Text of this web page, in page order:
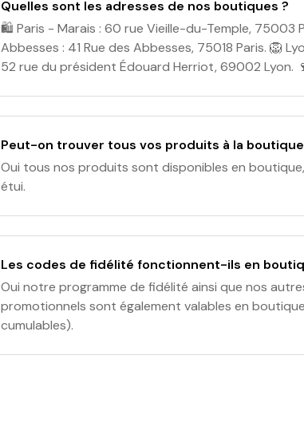
Quelles sont les adresses de nos boutiques ?
🛍️ Paris - Marais : 60 rue Vieille-du-Temple, 75003
Abbesses : 41 Rue des Abbesses, 75018 Paris. 🦁
52 rue du président Édouard Herriot, 69002 Lyon.
Peut-on trouver tous vos produits à la
Oui tous nos produits sont disponibles en
étui.
Les codes de fidélité fonctionnent-ils en
Oui notre programme de fidélité ainsi que nos
promotionnels sont également valables en
cumulables).